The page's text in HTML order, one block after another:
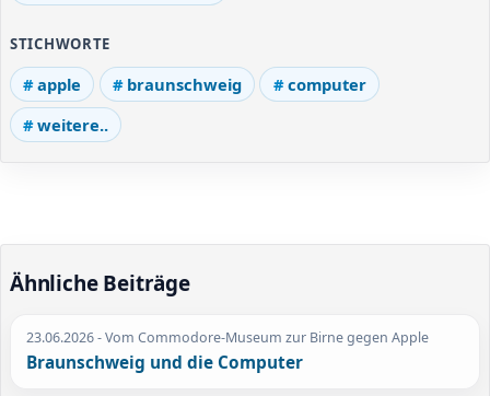
STICHWORTE
apple braunschweig
computer
weitere..
Ähnliche Beiträge
23.06.2026- Vom Commodore-Museum zur Birne gegen Apple
Braunschweig und die Computer